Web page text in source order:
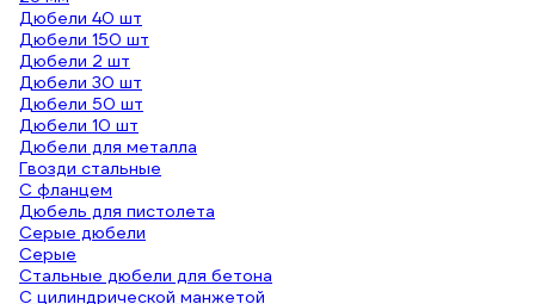
Дюбели 40 шт
Дюбели 150 шт
Дюбели 2 шт
Дюбели 30 шт
Дюбели 50 шт
Дюбели 10 шт
Дюбели для металла
Гвозди стальные
С фланцем
Дюбель для пистолета
Серые дюбели
Серые
Стальные дюбели для бетона
С цилиндрической манжетой